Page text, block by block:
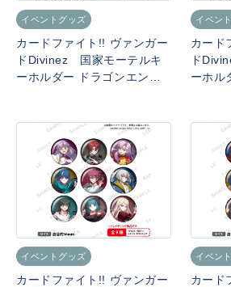
イベントグッズ
カードファイト!! ヴァンガー
ドDivinez 国家モーテルキ
ーホルダー ドラゴンエンパ
イベン
カード
ド
ーホル
イベントグッズ
カードファイト!! ヴァンガー
イベン
カード